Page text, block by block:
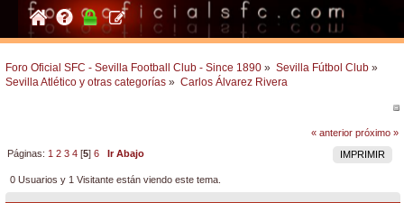
Foro Oficial SFC - Sevilla Football Club - Since 1890 » Sevilla Fútbol Club »
Sevilla Atlético y otras categorías » Carlos Álvarez Rivera
« anterior próximo »
IMPRIMIR
Páginas: 1 2 3 4 [5]6 Ir Abajo
0 Usuarios y 1 Visitante están viendo este tema.